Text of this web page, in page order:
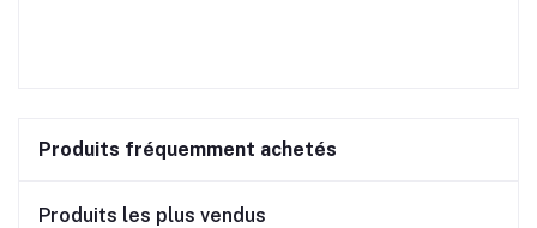
Produits fréquemment achetés
Produits les plus vendus